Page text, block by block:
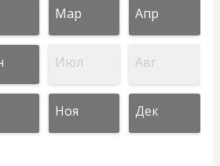
Мар Апр
Июл Авг
Ноя Дек